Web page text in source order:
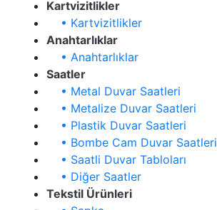
Kartvizitlikler
• Kartvizitlikler
Anahtarlıklar
• Anahtarlıklar
Saatler
• Metal Duvar Saatleri
• Metalize Duvar Saatleri
• Plastik Duvar Saatleri
• Bombe Cam Duvar Saatleri
• Saatli Duvar Tabloları
• Diğer Saatler
Tekstil Ürünleri